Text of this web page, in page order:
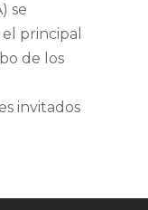
se
principal
de los
invitados